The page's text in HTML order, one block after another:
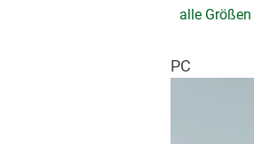
alle Größen
PC